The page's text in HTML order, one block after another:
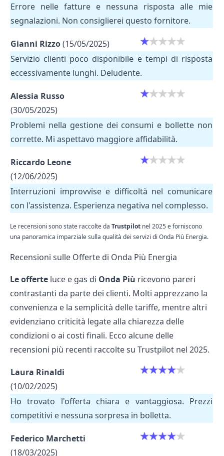
Errore nelle fatture e nessuna risposta alle mie
segnalazioni. Non consiglierei questo fornitore.
Gianni Rizzo(15/05/2025)
Servizio clienti poco disponibile e tempi di risposta
eccessivamente lunghi. Deludente.
Alessia Russo
(30/05/2025)
Problemi nella gestione dei consumi e bollette non
corrette. Mi aspettavo maggiore affidabilità.
Riccardo Leone
(12/06/2025)
Interruzioni improvvise e difficoltà nel comunicare
con l'assistenza. Esperienza negativa nel complesso.
Le recensioni sono state raccolte da Trustpilot nel 2025 e forniscono
una panoramica imparziale sulla qualità dei servizi di Onda Più Energia.
Recensioni sulle Offerte di Onda Più Energia
Le offerte luce e gas di Onda Più ricevono pareri
contrastanti da parte dei clienti. Molti apprezzano la
convenienza e la semplicità delle tariffe, mentre altri
evidenziano criticità legate alla chiarezza delle
condizioni o ai costi finali. Ecco alcune delle
recensioni più recenti raccolte su Trustpilot nel 2025.
Laura Rinaldi
(10/02/2025)
Ho trovato l'offerta chiara e vantaggiosa. Prezzi
competitivi e nessuna sorpresa in bolletta.
Federico Marchetti
(18/03/2025)